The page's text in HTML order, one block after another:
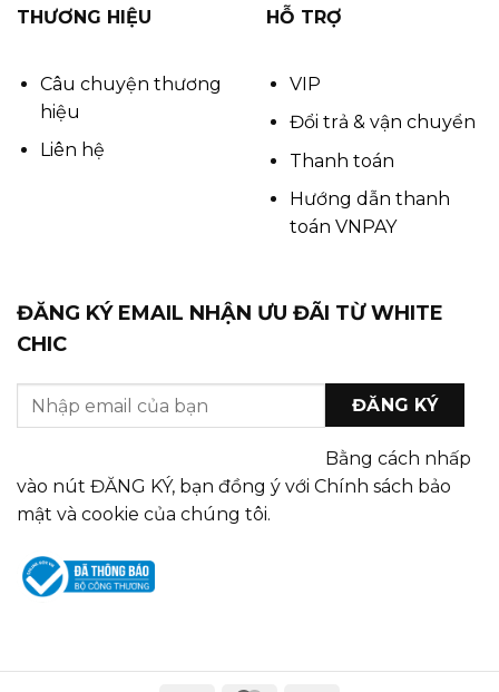
THƯƠNG HIỆU
Câu chuyện thương
hiệu
Liên hệ
HỖ TRỢ
VIP
Đổi trả & vận chuyển
Thanh toán
Hướng dẫn thanh
toán VNPAY
ĐĂNG KÝ EMAIL NHẬN ƯU ĐÃI TỪ WHITE
CHIC
Bằng cách nhấp
vào nút ĐĂNG KÝ, bạn đồng ý với Chính sách bảo
mật và cookie của chúng tôi.